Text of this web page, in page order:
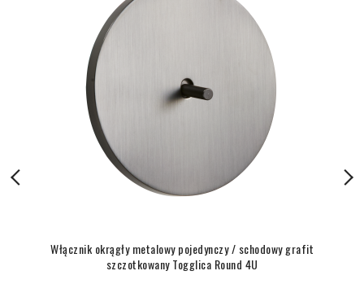
Włącznik okrągły metalowy pojedynczy / schodowy grafit
szczotkowany Togglica Round 4U